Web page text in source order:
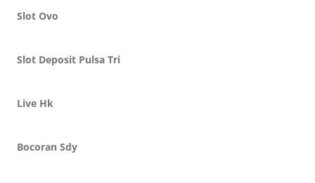
Slot Ovo
Slot Deposit Pulsa Tri
Live Hk
Bocoran Sdy